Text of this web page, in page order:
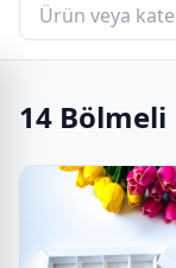
14